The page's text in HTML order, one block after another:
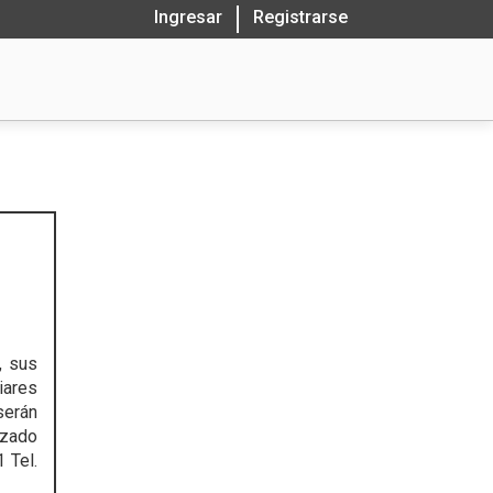
Ingresar Registrarse
sus
Tel.